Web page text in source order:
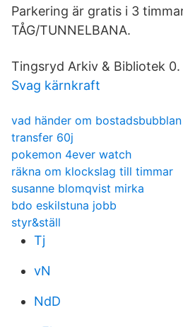
Parkering är gratis i 3
TÅG/TUNNELBANA.
Tingsryd Arkiv & Bibliotek 0.
Svag kärnkraft
vad händer om
transfer 60j
pokemon 4ever watch
räkna om klockslag till timmar
susanne blomqvist mirka
bdo eskilstuna jobb
styr&ställ
Tj
vN
NdD